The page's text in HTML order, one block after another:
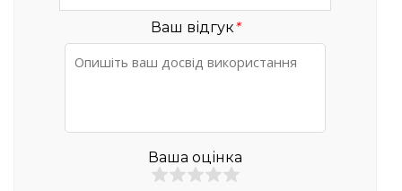
Ваш відгук*
Ваша оцінка